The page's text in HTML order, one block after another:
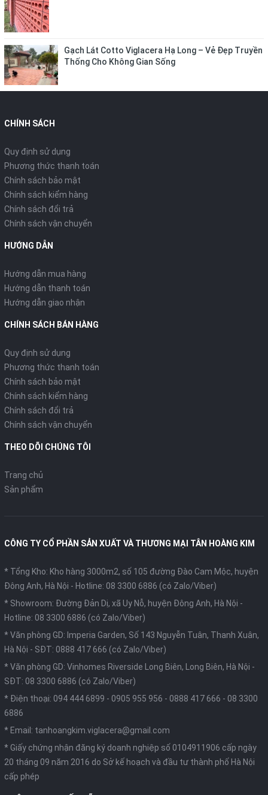
Gạch Lát Cotto Viglacera Hạ Long – Vẻ Đẹp Truyền
Thống Cho Không Gian Sống
CHÍNH SÁCH
Quy định sử dụng
Phương thức thanh toán
Chính sách bảo mật
Chính sách kiểm hàng
Chính sách đổi trả
Chính sách vận chuyển
HƯỚNG DẪN
Hướng dẫn mua hàng
Hướng dẫn thanh toán
Hướng dẫn giao nhận
CHÍNH SÁCH BÁN HÀNG
Quy định sử dụng
Phương thức thanh toán
Chính sách bảo mật
Chính sách kiểm hàng
Chính sách đổi trả
Chính sách vận chuyển
THEO DÕI CHÚNG TÔI
Trang chủ
Sản phẩm
CÔNG TY CỔ PHẦN SẢN XUẤT VÀ THƯƠNG MẠI TÂN HOÀNG KIM
* Tổng Kho: Kho hàng 3000m2, số 105 đường Đào Cam Mộc, huyện
Đông Anh, Hà Nội - Hotline: 08 3300 6886 (có Zalo/Viber)
* Showroom: Đường Đản Dị, xã Uy Nỗ, huyện Đông Anh, Hà Nội -
Hotline: 08 3300 6886 (có Zalo/Viber)
* Văn phòng GD: Imperia Garden, Số 143 Nguyễn Tuân, Thanh Xuân,
Hà Nội - SĐT: 0888 417 666 (có Zalo/Viber)
* Văn phòng GD: Vinhomes Riverside Long Biên, Long Biên, Hà Nội -
SĐT: 08 3300 6886 (có Zalo/Viber)
* Điện thoại: 094 444 6899 - 0905 955 956 - 0888 417 666 - 08 3300
6886
* Email: tanhoangkim.viglacera@gmail.com
* Giấy chứng nhận đăng ký doanh nghiệp số 0104911906 cấp ngày
20 tháng 09 năm 2016 do Sở kế hoạch và đầu tư thành phố Hà Nội
cấp phép